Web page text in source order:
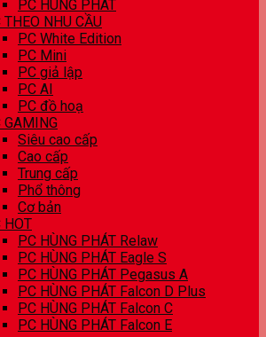
PC HÙNG PHÁT
THEO NHU CẦU
PC White Edition
PC Mini
PC giả lập
PC AI
PC đồ hoạ
GAMING
Siêu cao cấp
Cao cấp
Trung cấp
Phổ thông
Cơ bản
HOT
PC HÙNG PHÁT Relaw
PC HÙNG PHÁT Eagle S
PC HÙNG PHÁT Pegasus A
PC HÙNG PHÁT Falcon D Plus
PC HÙNG PHÁT Falcon C
PC HÙNG PHÁT Falcon E